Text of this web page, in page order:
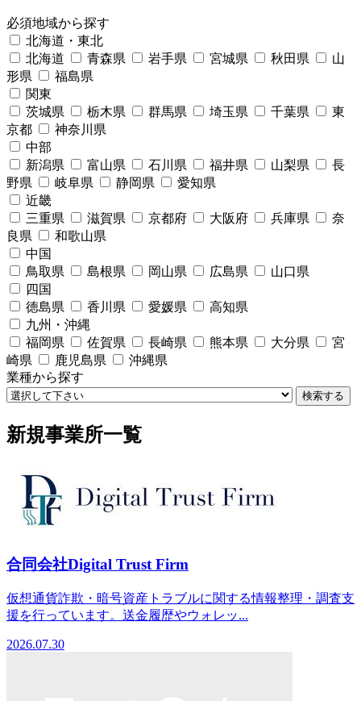
必須地域から探す
北海道・東北
北海道
青森県 岩手県 宮城県 秋田県
山
形県
福島県
関東
茨城県
栃木県 群馬県 埼玉県 千葉県
東
京都
神奈川県
中部
新潟県
富山県 石川県 福井県 山梨県
長
野県
岐阜県 静岡県
愛知県
近畿
三重県
滋賀県 京都府 大阪府 兵庫県
奈
良県
和歌山県
中国
鳥取県
島根県 岡山県 広島県
山口県
四国
徳島県
香川県 愛媛県
高知県
九州・沖縄
福岡県
佐賀県 長崎県 熊本県 大分県
宮
崎県
鹿児島県
沖縄県
業種から探す
検索する
新規事業所一覧
合同会社Digital Trust Firm
仮想通貨詐欺・暗号資産トラブルに関する情報整理・調査支
援を行っています。送金履歴やウォレッ...
2026.07.30